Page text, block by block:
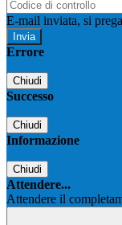
E-mail inviata, si
Errore
Chiudi
Successo
Chiudi
Informazione
Chiudi
Attendere...
Attendere il